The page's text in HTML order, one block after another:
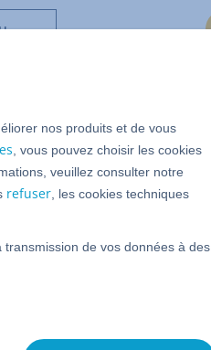
nos produits et de vous
, vous pouvez choisir les cookies
veuillez consulter notre
refuser , les cookies techniques
transmission de vos données à des